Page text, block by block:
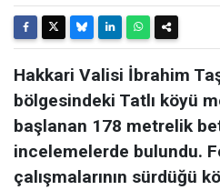
Hakkari Valisi İbrahim
bölgesindeki Tatlı köyü
başlanan 178 metrelik
incelemelerde bulundu.
çalışmalarının sürdüğü